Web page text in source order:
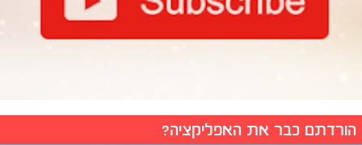
הורדתם כבר את האפליקציה?